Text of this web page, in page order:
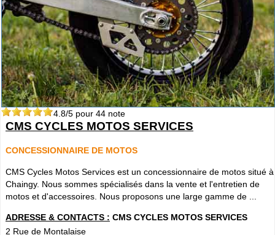
4.8/5 pour 44 note
CMS CYCLES MOTOS SERVICES
CONCESSIONNAIRE DE MOTOS
CMS Cycles Motos Services est un concessionnaire de motos situé à
Chaingy. Nous sommes spécialisés dans la vente et l'entretien de
motos et d'accessoires. Nous proposons une large gamme de ...
ADRESSE & CONTACTS : CMS CYCLES MOTOS SERVICES
2 Rue de Montalaise